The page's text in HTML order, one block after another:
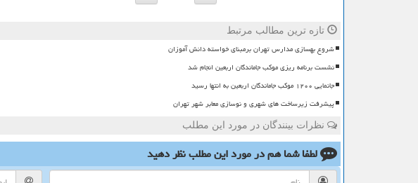
تازه ترین مطالب مرتبط
شروع بهسازی مدارس تهران برمبنای خواسته دانش آموزان
نشست برنامه ریزی موکب جاماندگان اربعین انجام شد
جانمایی ۱۲۰۰ موکب جاماندگان اربعین به انتها رسید
پیشرفت زیرساخت های شهری و نوسازی معابر شهر تهران
نظرات بینندگان در مورد این مطلب
لطفا شما همدر مورد این مطلبنظر دهید